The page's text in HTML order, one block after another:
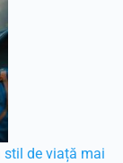
stil de viață mai